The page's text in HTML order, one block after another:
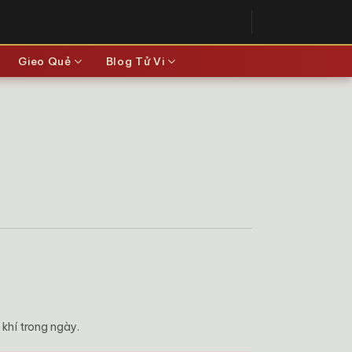
Gieo Quẻ Blog Tử Vi
trong ngày.